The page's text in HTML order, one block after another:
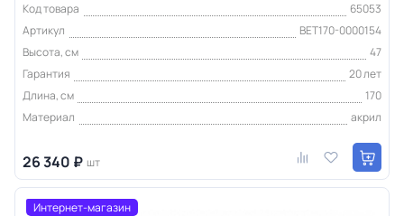
Код товара
65053
Артикул
BET170-0000154
Высота, см
47
Гарантия
20 лет
Длина, см
170
Материал
акрил
26 340 ₽ шт
Интернет-магазин